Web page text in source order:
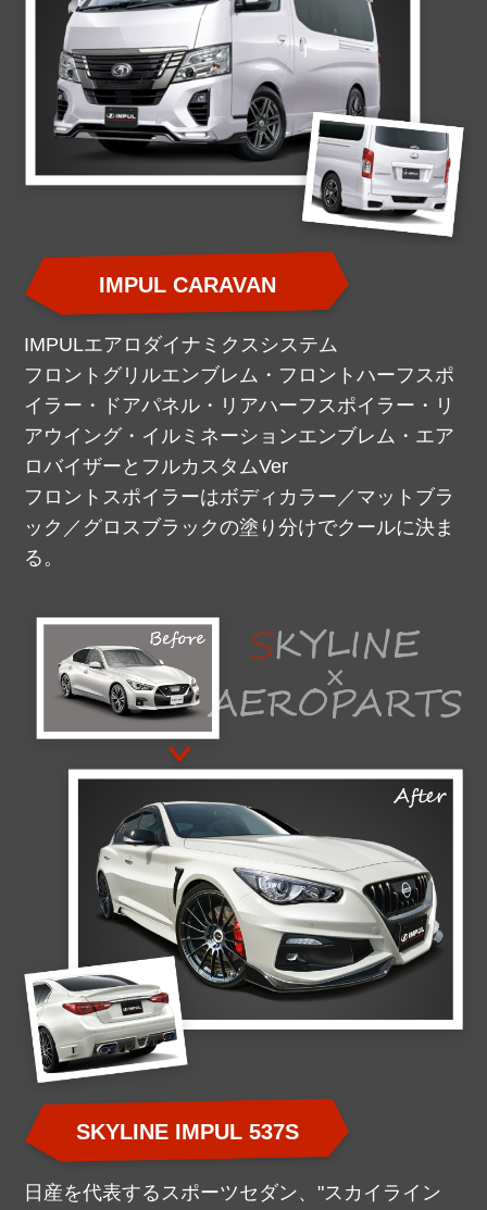
IMPUL CARAVAN
IMPULエアロダイナミクスシステム
フロントグリルエンブレム・フロントハーフスポ
イラー・ドアパネル・リアハーフスポイラー・リ
アウイング・イルミネーションエンブレム・エア
ロバイザーとフルカスタムVer
フロントスポイラーはボディカラー／マットブラ
ック／グロスブラックの塗り分けでクールに決ま
る。
SKYLINE IMPUL 537S
日産を代表するスポーツセダン、"スカイライン